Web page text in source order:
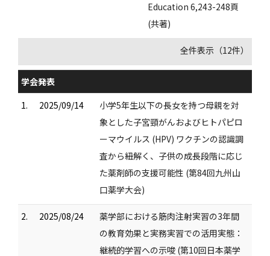
Education 6,243-248頁
(共著)
全件表示（12件）
学会発表
1.
2025/09/14
小学5年生以下の長女を持つ母親を対
象とした子宮頸がんおよびヒトパピロ
ーマウイルス (HPV) ワクチンの認識調
査から紐解く、子供の成長段階に応じ
た薬剤師の支援可能性 (第84回九州山
口薬学大会)
2. 2025/08/24
薬学部における筋肉注射実習の3年間
の教育効果と実務実習での活用実態：
継続的学習への示唆 (第10回日本薬学